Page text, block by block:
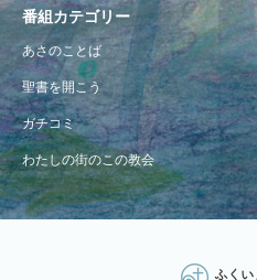
番組カテゴリー
あさのことば
聖書を開こう
ガチコミ
わたしの街のこの教会